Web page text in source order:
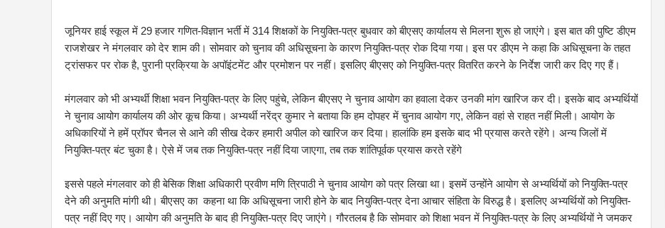
जूनियर हाई स्कूल में 29 हजार गणित-विज्ञान भर्ती में 314 शिक्षकों के नियुक्ति-पत्र बुधवार को बीएसए कार्यालय से मिलना शुरू हो जाएंगे। इस बात की पुष्टि डीएम
राजशेखर ने मंगलवार को देर शाम की। सोमवार को चुनाव की अधिसूचना के कारण नियुक्ति-पत्र रोक दिया गया। इस पर डीएम ने कहा कि अधिसूचना के तहत
ट्रांसफर पर रोक है, पुरानी प्रक्रिया के अपॉइंटमेंट और प्रमोशन पर नहीं। इसलिए बीएसए को नियुक्ति-पत्र वितरित करने के निर्देश जारी कर दिए गए हैं।
मंगलवार को भी अभ्यर्थी शिक्षा भवन नियुक्ति-पत्र के लिए पहुंचे, लेकिन बीएसए ने चुनाव आयोग का हवाला देकर उनकी मांग खारिज कर दी। इसके बाद अभ्यर्थियों
ने चुनाव आयोग कार्यालय की ओर कूच किया। अभ्यर्थी नरेंद्र कुमार ने बताया कि हम दोपहर में चुनाव आयोग गए, लेकिन वहां से राहत नहीं मिली। आयोग के
अधिकारियों ने हमें प्रॉपर चैनल से आने की सीख देकर हमारी अपील को खारिज कर दिया। हालांकि हम इसके बाद भी प्रयास करते रहेंगे। अन्य जिलों में
नियुक्ति-पत्र बंट चुका है। ऐसे में जब तक नियुक्ति-पत्र नहीं दिया जाएगा, तब तक शांतिपूर्वक प्रयास करते रहेंगे
इससे पहले मंगलवार को ही बेसिक शिक्षा अधिकारी प्रवीण मणि त्रिपाठी ने चुनाव आयोग को पत्र लिखा था। इसमें उन्होंने आयोग से अभ्यर्थियों को नियुक्ति-पत्र
देने की अनुमति मांगी थी। बीएसए का कहना था कि अधिसूचना जारी होने के बाद नियुक्ति-पत्र देना आचार संहिता के विरुद्ध है। इसलिए अभ्यर्थियों को नियुक्ति-
पत्र नहीं दिए गए। आयोग की अनुमति के बाद ही नियुक्ति-पत्र दिए जाएंगे। गौरतलब है कि सोमवार को शिक्षा भवन में नियुक्ति-पत्र के लिए अभ्यर्थियों ने जमकर